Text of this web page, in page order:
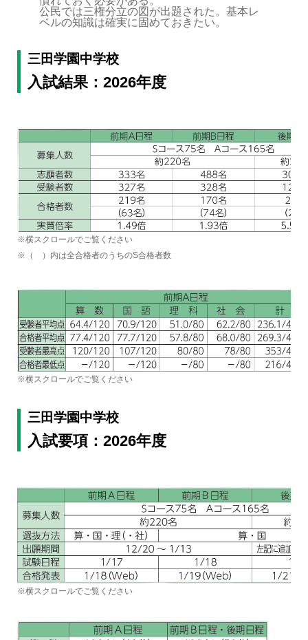
公民では三権分立の図が出題された。基本レ
ベルの知識は確実に固めておきたい。
三田学園中学校
入試結果：2026年度
※横スクロールでご覧ください
※（ ）内は全合格者のうちのS合格者数
※横スクロールでご覧ください
三田学園中学校
入試要項：2026年度
※横スクロールでご覧ください